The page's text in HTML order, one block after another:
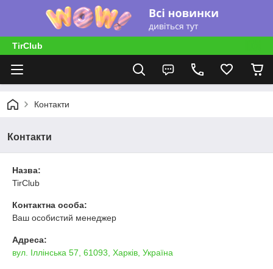
TirClub
Контакти
Контакти
Назва:
TirClub
Контактна особа:
Ваш особистий менеджер
Адреса:
вул. Іллінська 57, 61093, Харків, Україна